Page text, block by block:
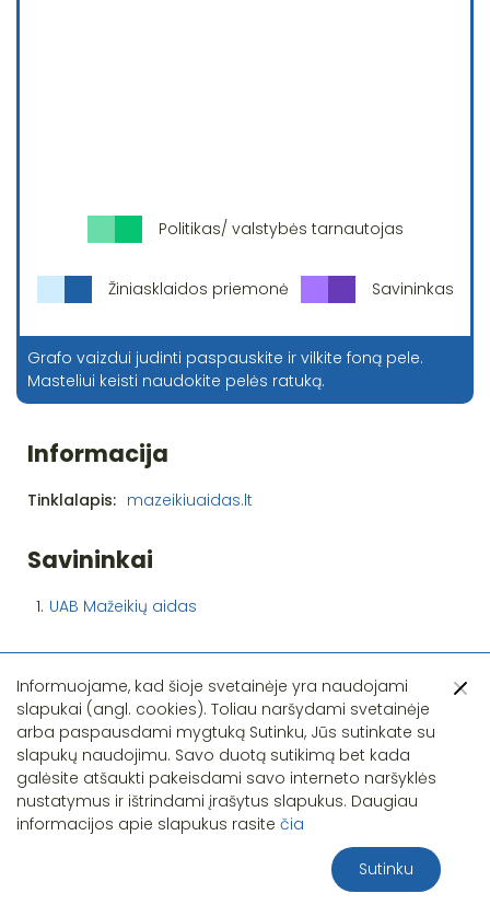
Politikas/ valstybės tarnautojas
Žiniasklaidos priemonė Savininkas
Grafo vaizdui judinti paspauskite ir vilkite foną pele.
Masteliui keisti naudokite pelės ratuką.
Informacija
Tinklalapis: mazeikiuaidas.lt
Savininkai
1. UAB Mažeikių aidas
Pastebėjote klaidą?
Informuojame, kad šioje svetainėje yra naudojami
slapukai (angl. cookies). Toliau naršydami svetainėje
arba paspausdami mygtuką Sutinku, Jūs sutinkate su
slapukų naudojimu. Savo duotą sutikimą bet kada
galėsite atšaukti pakeisdami savo interneto naršyklės
nustatymus ir ištrindami įrašytus slapukus. Daugiau
informacijos apie slapukus rasite čia
Sutinku